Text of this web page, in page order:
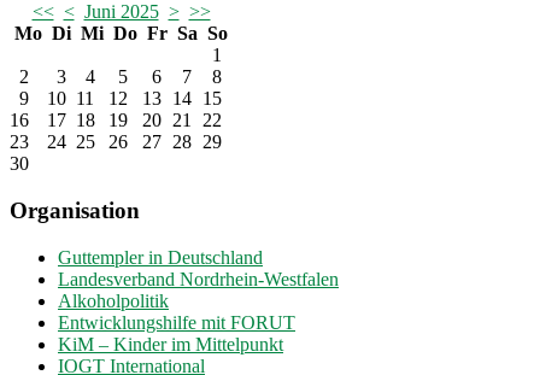
<< < Juni 2025 > >>
Mo Di Mi Do Fr Sa So
1
2
3 4 5 6 7
8
9
10 11 12 13 14 15
16
17 18 19 20 21
22
23
24 25 26 27 28 29
30
Organisation
Guttempler in Deutschland
Landesverband Nordrhein-Westfalen
Alkoholpolitik
Entwicklungshilfe mit FORUT
KiM – Kinder im Mittelpunkt
IOGT International